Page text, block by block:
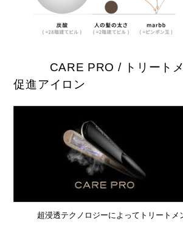
CARE PRO / トリートメ
促進アイロン
超浸透テクノロジーによってトリートメ